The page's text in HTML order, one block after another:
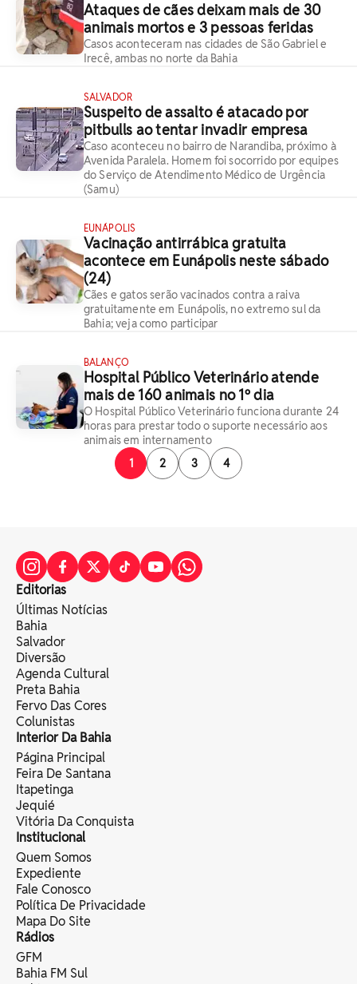
Ataques de cães deixam mais de 30
animais mortos e 3 pessoas feridas
Casos aconteceram nas cidades de São Gabriel e
Irecê, ambas no norte da Bahia
SALVADOR
Suspeito de assalto é atacado por
pitbulls ao tentar invadir empresa
Caso aconteceu no bairro de Narandiba, próximo à
Avenida Paralela. Homem foi socorrido por equipes
do Serviço de Atendimento Médico de Urgência
(Samu)
EUNÁPOLIS
Vacinação antirrábica gratuita
acontece em Eunápolis neste sábado
(24)
Cães e gatos serão vacinados contra a raiva
gratuitamente em Eunápolis, no extremo sul da
Bahia; veja como participar
BALANÇO
Hospital Público Veterinário atende
mais de 160 animais no 1º dia
O Hospital Público Veterinário funciona durante 24
horas para prestar todo o suporte necessário aos
animais em internamento
1
2 3 4
Editorias
Últimas Notícias
Bahia
Salvador
Diversão
Agenda Cultural
Preta Bahia
Fervo Das Cores
Colunistas
Interior Da Bahia
Página Principal
Feira De Santana
Itapetinga
Jequié
Vitória Da Conquista
Institucional
Quem Somos
Expediente
Fale Conosco
Política De Privacidade
Mapa Do Site
Rádios
GFM
Bahia FM Sul